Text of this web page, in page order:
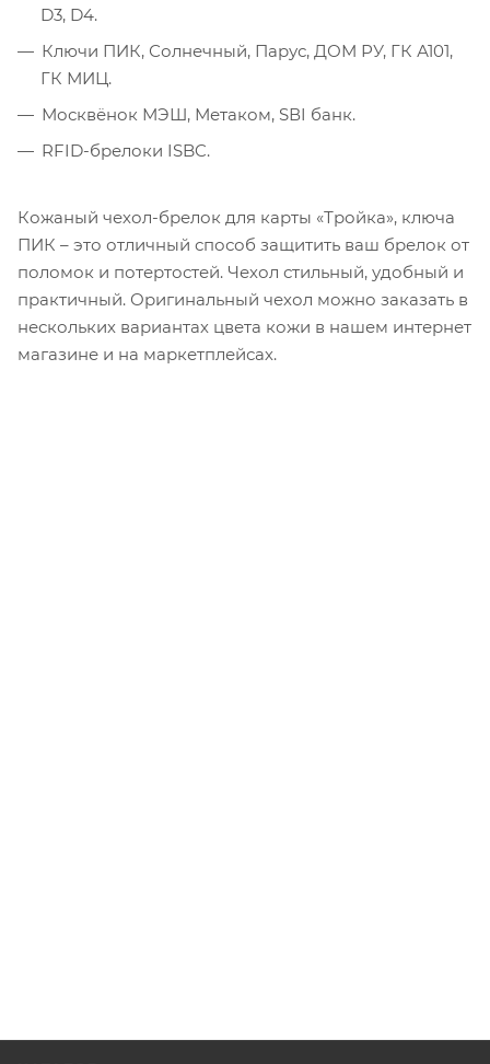
D3, D4.
Ключи ПИК, Солнечный, Парус, ДОМ РУ, ГК А101,
ГК МИЦ.
Москвёнок МЭШ, Метаком, SВI банк.
RFID-брелоки ISBC.
Кожаный чехол-брелок для карты «Тройка», ключа
ПИК – это отличный способ защитить ваш брелок от
поломок и потертостей. Чехол стильный, удобный и
практичный. Оригинальный чехол можно заказать в
нескольких вариантах цвета кожи в нашем интернет
магазине и на маркетплейсах.